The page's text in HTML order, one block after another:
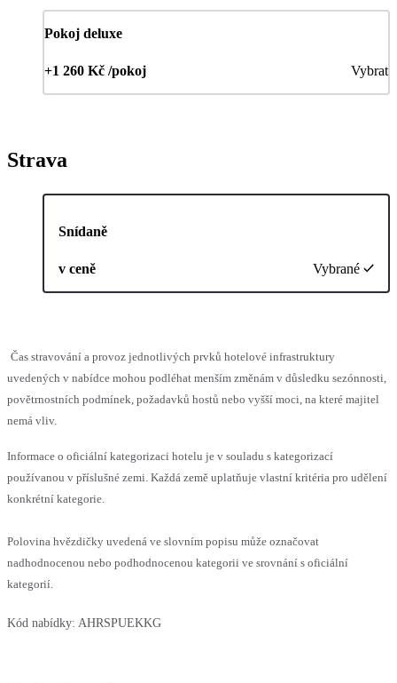
Pokoj deluxe
+1 260 Kč /pokoj Vybrat
Strava
Snídaně
v ceně Vybrané
Čas stravování a provoz jednotlivých prvků hotelové infrastruktury
uvedených v nabídce mohou podléhat menším změnám v důsledku sezónnosti,
povětrnostních podmínek, požadavků hostů nebo vyšší moci, na které majitel
nemá vliv.
Informace o oficiální kategorizaci hotelu je v souladu s kategorizací
používanou v příslušné zemi. Každá země uplatňuje vlastní kritéria pro udělení
konkrétní kategorie.
Polovina hvězdičky uvedená ve slovním popisu může označovat
nadhodnocenou nebo podhodnocenou kategorii ve srovnání s oficiální
kategorií.
Kód nabídky: AHRSPUEKKG